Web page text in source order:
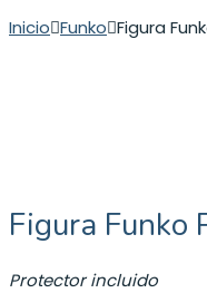
Inicio Funko Figura
Figura
Protector incluido